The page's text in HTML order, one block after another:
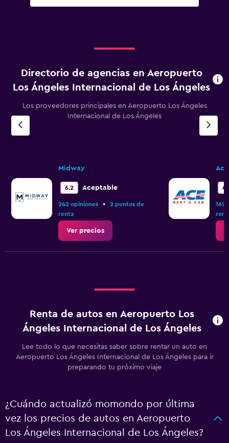
Directorio de agencias en Aeropuerto
Los Ángeles Internacional de Los Ángeles
Los proveedores principales en Aeropuerto Los Ángeles
Internacional de Los Ángeles
Midway
6.2 Aceptable
242 opiniones •
2 puntos de
renta
Ver precios
Ace
169
Renta de autos en Aeropuerto Los
Ángeles Internacional de Los Ángeles
Lee todo lo que necesitas saber sobre rentar un auto en
Aeropuerto Los Ángeles Internacional de Los Ángeles para ir
preparando tu próximo viaje
¿Cuándo actualizó momondo por última
vez los precios de autos en Aeropuerto
Los Ángeles Internacional de Los Ángeles?